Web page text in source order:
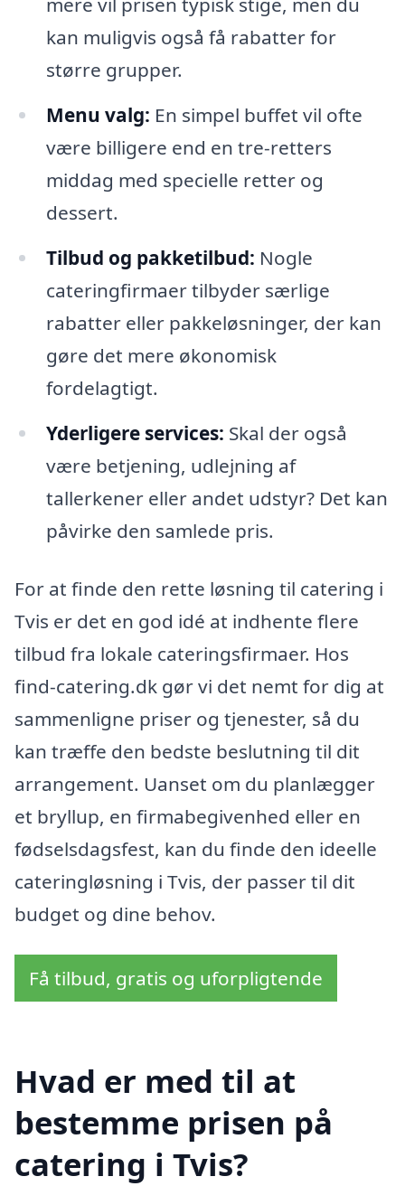
kan muligvis også få rabatter for
større grupper.
Menu valg: En simpel buffet vil ofte
være billigere end en tre-retters
middag med specielle retter og
dessert.
Tilbud og pakketilbud: Nogle
cateringfirmaer tilbyder særlige
rabatter eller pakkeløsninger, der kan
gøre det mere økonomisk
fordelagtigt.
Yderligere services: Skal der også
være betjening, udlejning af
tallerkener eller andet udstyr? Det kan
påvirke den samlede pris.
For at finde den rette løsning til catering i
Tvis er det en god idé at indhente flere
tilbud fra lokale cateringsfirmaer. Hos
find-catering.dk gør vi det nemt for dig at
sammenligne priser og tjenester, så du
kan træffe den bedste beslutning til dit
arrangement. Uanset om du planlægger
et bryllup, en firmabegivenhed eller en
fødselsdagsfest, kan du finde den ideelle
cateringløsning i Tvis, der passer til dit
budget og dine behov.
Få tilbud, gratis og uforpligtende
Hvad er med til at
bestemme prisen på
catering i Tvis?